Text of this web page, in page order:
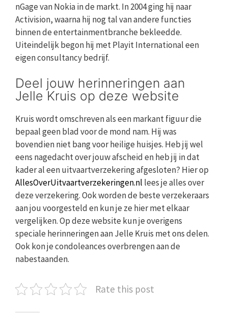
nGage van Nokia in de markt. In 2004 ging hij naar
Activision, waarna hij nog tal van andere functies
binnen de entertainmentbranche bekleedde.
Uiteindelijk begon hij met Playit International een
eigen consultancy bedrijf.
Deel jouw herinneringen aan
Jelle Kruis op deze website
Kruis wordt omschreven als een markant figuur die
bepaal geen blad voor de mond nam. Hij was
bovendien niet bang voor heilige huisjes. Heb jij wel
eens nagedacht over jouw afscheid en heb jij in dat
kader al een uitvaartverzekering afgesloten? Hier op
AllesOverUitvaartverzekeringen.nl lees je alles over
deze verzekering. Ook worden de beste verzekeraars
aan jou voorgesteld en kun je ze hier met elkaar
vergelijken. Op deze website kun je overigens
speciale herinneringen aan Jelle Kruis met ons delen.
Ook kon je condoleances overbrengen aan de
nabestaanden.
Rate this post